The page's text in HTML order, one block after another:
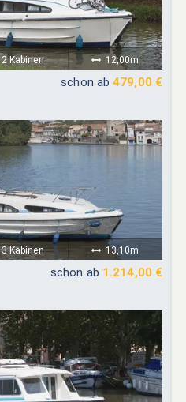
2 Kabinen 12,00m
schon ab 479,00 €
3 Kabinen 13,10m
schon ab 1.214,00 €